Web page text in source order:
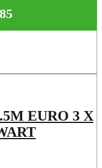
EURO 3 X